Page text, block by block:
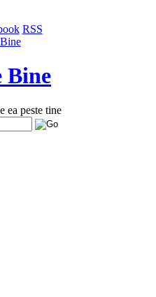
RSS
Bine
ea peste tine